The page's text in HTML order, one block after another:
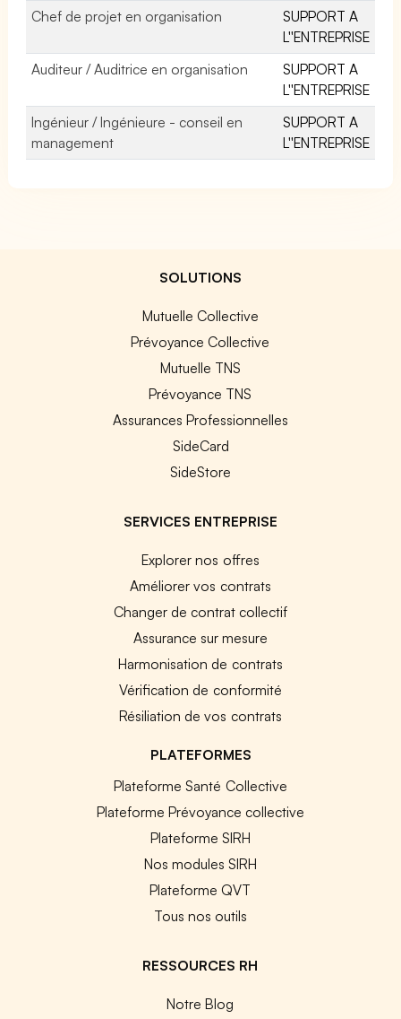
Chef de projet en organisation
SUPPORT A
L''ENTREPRISE
Auditeur / Auditrice en organisation
SUPPORT A
L''ENTREPRISE
Ingénieur / Ingénieure - conseil en
management
SUPPORT A
L''ENTREPRISE
SOLUTIONS
Mutuelle Collective
Prévoyance Collective
Mutuelle TNS
Prévoyance TNS
Assurances Professionnelles
SideCard
SideStore
SERVICES ENTREPRISE
Explorer nos offres
Améliorer vos contrats
Changer de contrat collectif
Assurance sur mesure
Harmonisation de contrats
Vérification de conformité
Résiliation de vos contrats
PLATEFORMES
Plateforme Santé Collective
Plateforme Prévoyance collective
Plateforme SIRH
Nos modules SIRH
Plateforme QVT
Tous nos outils
RESSOURCES RH
Notre Blog